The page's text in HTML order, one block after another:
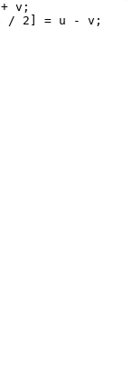
v;
/
2 ] = u - v;